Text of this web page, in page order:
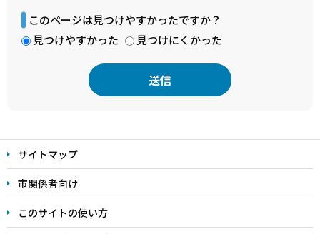
このページは見つけやすかったですか？
見つけやすかった
見つけにくかった
文
こ
こ
ま
で
サイトマップ
市関係者向け
このサイトの使い方